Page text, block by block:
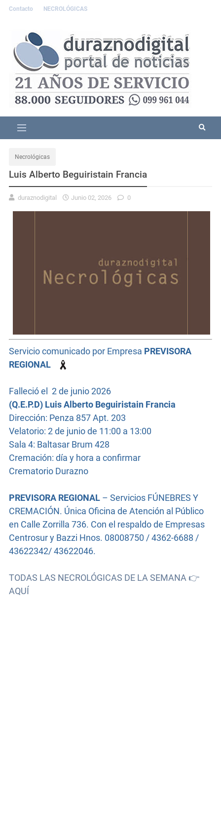
Contacto NECROLÓGICAS
Necrológicas
Luis Alberto Beguiristain Francia
duraznodigital Junio 02, 2026 0
Servicio comunicado por Empresa PREVISORA
REGIONAL
Falleció el 2 de junio2026
(Q.E.P.D) Luis Alberto Beguiristain Francia
Dirección: Penza 857 Apt. 203
Velatorio: 2 de junio de 11:00 a 13:00
Sala 4: Baltasar Brum 428
Cremación: día y hora a confirmar
Crematorio Durazno
PREVISORA REGIONAL – Servicios FÚNEBRES Y
CREMACIÓN. Única Oficina de Atención al Público
en Calle Zorrilla 736. Con el respaldo de Empresas
Centrosur y Bazzi Hnos. 08008750 / 4362-6688 /
43622342/ 43622046.
TODAS LAS NECROLÓGICAS DE LA SEMANA 👉
AQUÍ